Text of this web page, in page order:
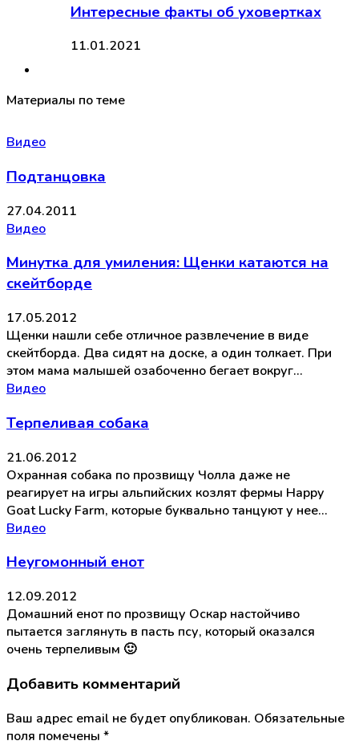
Интересные факты об уховертках
11.01.2021
Материалы по теме
Видео
Подтанцовка
27.04.2011
Видео
Минутка для умиления: Щенки катаются на
скейтборде
17.05.2012
Щенки нашли себе отличное развлечение в виде
скейтборда. Два сидят на доске, а один толкает. При
этом мама малышей озабоченно бегает вокруг…
Видео
Терпеливая собака
21.06.2012
Охранная собака по прозвищу Чолла даже не
реагирует на игры альпийских козлят фермы Happy
Goat Lucky Farm, которые буквально танцуют у нее…
Видео
Неугомонный енот
12.09.2012
Домашний енот по прозвищу Оскар настойчиво
пытается заглянуть в пасть псу, который оказался
очень терпеливым 🙂
Добавить комментарий
Ваш адрес email не будет опубликован. Обязательные
поля помечены *